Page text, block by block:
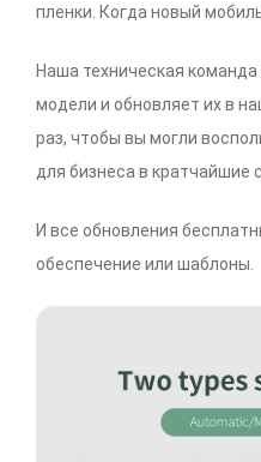
пленки. Когда новый
Наша техническая
модели и обновляет их в
раз, чтобы вы могли
для бизнеса в кратчайшие
И все обновления
обеспечение или шаблоны.